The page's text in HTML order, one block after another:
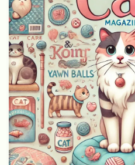
管理猫ギャラリー
お問い合わせ